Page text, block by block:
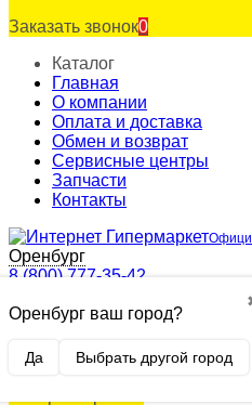
Заказать звонок0
Каталог
Главная
О компании
Оплата и доставка
Обмен и возврат
Сервисные центры
Запчасти
Контакты
Оренбург
Оренбург ваш город?
Да Выбрать другой город
8 (800) 777-35-42
0
0 p.
(пусто)